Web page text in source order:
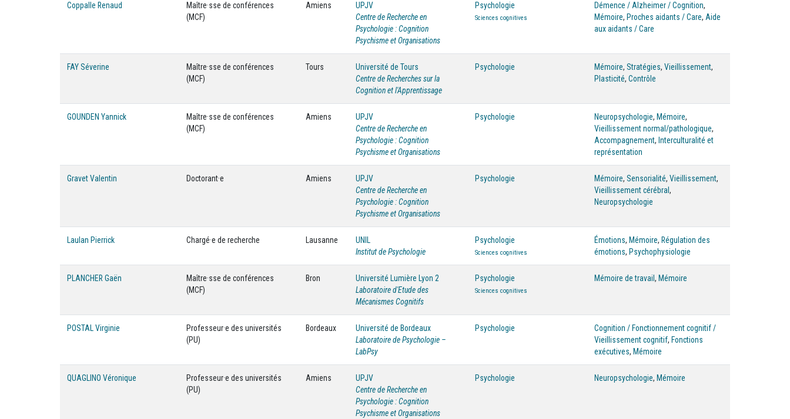
Coppalle Renaud
Maître·sse de conférences
(MCF)
Amiens
UPJV
Centre de Recherche en
Psychologie : Cognition
Psychisme et Organisations
Psychologie
Sciences cognitives
Démence / Alzheimer / Cognition,
Mémoire, Proches aidants / Care, Aide
aux aidants / Care
FAY Séverine
Maître·sse de conférences
(MCF)
Tours
Université de Tours
Centre de Recherches sur la
Cognition et l'Apprentissage
Psychologie Mémoire, Stratégies, Vieillissement,
Plasticité, Contrôle
GOUNDEN Yannick
Maître·sse de conférences
(MCF)
Amiens
UPJV
Centre de Recherche en
Psychologie : Cognition
Psychisme et Organisations
Psychologie Neuropsychologie, Mémoire,
Vieillissement normal/pathologique,
Accompagnement, Interculturalité et
représentation
Gravet Valentin Doctorant·e Amiens
UPJV
Centre de Recherche en
Psychologie : Cognition
Psychisme et Organisations
Psychologie Mémoire, Sensorialité, Vieillissement,
Vieillissement cérébral ,
Neuropsychologie
Laulan Pierrick Chargé·e de recherche Lausanne
UNIL
Institut de Psychologie
Psychologie
Sciences cognitives
Émotions, Mémoire, Régulation des
émotions, Psychophysiologie
PLANCHER Gaën
Maître·sse de conférences
(MCF)
Bron
Université Lumière Lyon 2
Laboratoire d'Etude des
Mécanismes Cognitifs
Psychologie
Sciences cognitives
Mémoire de travail , Mémoire
POSTAL Virginie
Professeur·e des universités
(PU)
Bordeaux
Université de Bordeaux
Laboratoire de Psychologie –
LabPsy
Psychologie
Cognition / Fonctionnement cognitif /
Vieillissement cognitif, Fonctions
exécutives, Mémoire
QUAGLINO Véronique
Professeur·e des universités
(PU)
Amiens
UPJV
Centre de Recherche en
Psychologie : Cognition
Psychisme et Organisations
Psychologie Neuropsychologie, Mémoire